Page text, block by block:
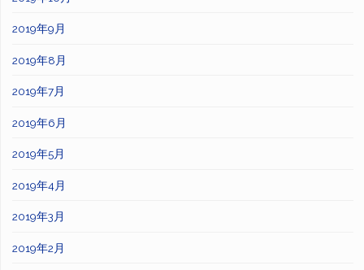
2019年9月
2019年8月
2019年7月
2019年6月
2019年5月
2019年4月
2019年3月
2019年2月